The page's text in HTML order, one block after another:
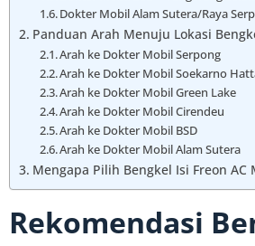
Dokter Mobil Alam Sutera/Raya
Panduan Arah Menuju Lokasi
Arah ke Dokter Mobil Serpong
Arah ke Dokter Mobil Soekarno
Arah ke Dokter Mobil Green Lake
Arah ke Dokter Mobil Cirendeu
Arah ke Dokter Mobil BSD
Arah ke Dokter Mobil Alam Sutera
Mengapa Pilih Bengkel Isi Freon
Rekomendasi